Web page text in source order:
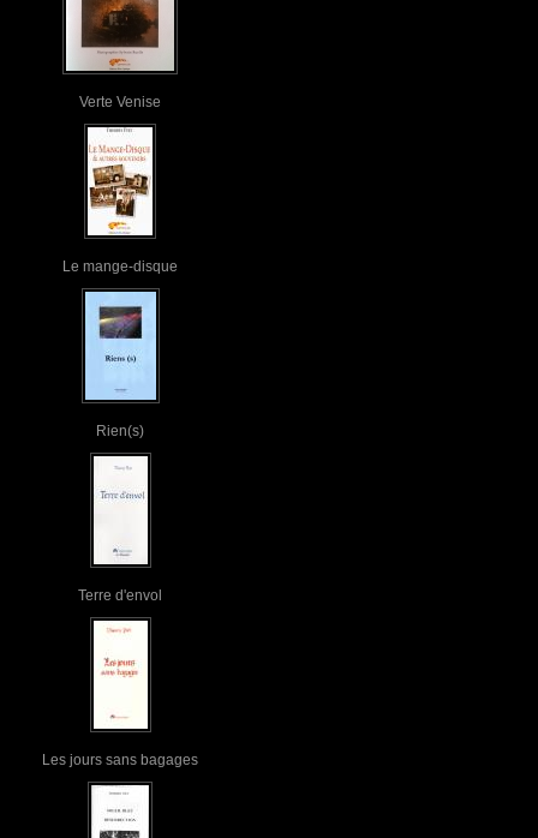
Verte Venise
Le mange-disque
Rien(s)
Terre d'envol
Les jours sans bagages